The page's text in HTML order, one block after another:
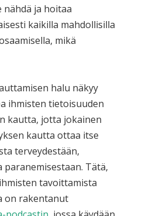
nähdä ja hoitaa
kaikilla mahdollisilla
mikä
halu näkyy
ihmisten tietoisuuden
kautta, jotta jokainen
kautta ottaa itse
terveydestään,
paranemisestaan. Tätä,
tavoittamista
on rakentanut